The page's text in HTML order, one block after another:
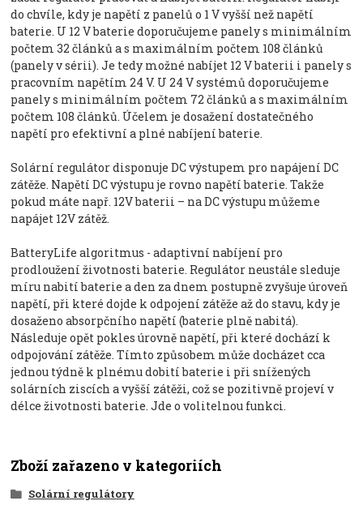
do chvíle, kdy je napětí z panelů o 1 V vyšší než napětí
baterie. U 12 V baterie doporučujeme panely s minimálním
počtem 32 článků a s maximálním počtem 108 článků
(panely v sérii). Je tedy možné nabíjet 12 V baterii i panely s
pracovním napětím 24 V. U 24 V systémů doporučujeme
panely s minimálním počtem 72 článků a s maximálním
počtem 108 článků. Účelem je dosažení dostatečného
napětí pro efektivní a plné nabíjení baterie.
Solární regulátor disponuje DC výstupem pro napájení DC
zátěže. Napětí DC výstupu je rovno napětí baterie. Takže
pokud máte např. 12V baterii – na DC výstupu můžeme
napájet 12V zátěž.
BatteryLife algoritmus - adaptivní nabíjení pro
prodloužení životnosti baterie. Regulátor neustále sleduje
míru nabití baterie a den za dnem postupně zvyšuje úroveň
napětí, při které dojde k odpojení zátěže až do stavu, kdy je
dosaženo absorpčního napětí (baterie plně nabitá).
Následuje opět pokles úrovně napětí, při které dochází k
odpojování zátěže. Tímto způsobem může docházet cca
jednou týdně k plnému dobití baterie i při snížených
solárních ziscích a vyšší zátěži, což se pozitivně projeví v
délce životnosti baterie. Jde o volitelnou funkci.
Zboží zařazeno v kategoriích
Solární regulátory